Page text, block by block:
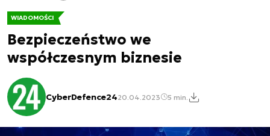
WIADOMOŚCI
Bezpieczeństwo we
współczesnym biznesie
CyberDefence2420.04.2023 5 min.